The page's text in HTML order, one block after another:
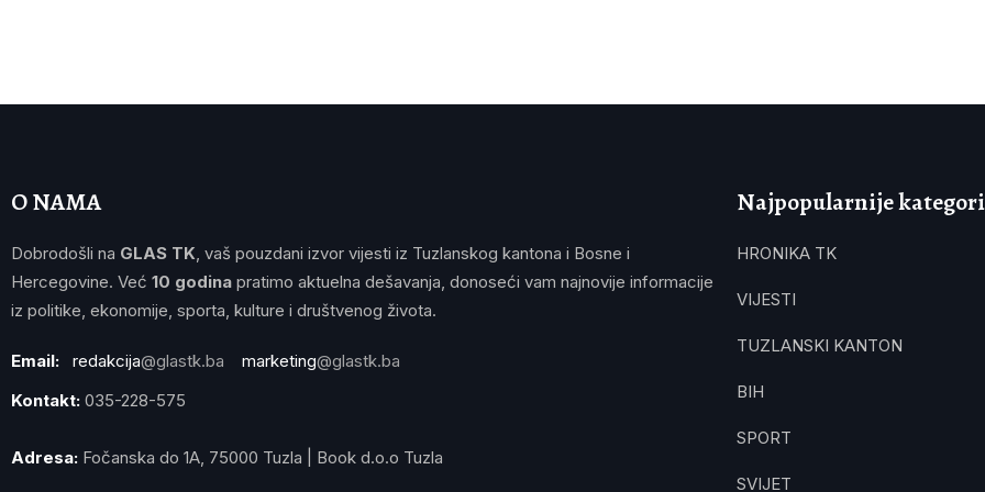
O NAMA
Dobrodošli na GLAS TK, vaš pouzdani izvor vijesti iz Tuzlanskog kantona i Bosne i
Hercegovine. Već 10 godina pratimo aktuelna dešavanja, donoseći vam najnovije informacije
iz politike, ekonomije, sporta, kulture i društvenog života.
Email: redakcija@glastk.ba marketing@glastk.ba
Kontakt: 035-228-575
Adresa: Fočanska do 1A, 75000 Tuzla | Book d.o.o Tuzla
Najpopularnije
HRONIKA TK
VIJESTI
TUZLANSKI KANTON
BIH
SPORT
SVIJET